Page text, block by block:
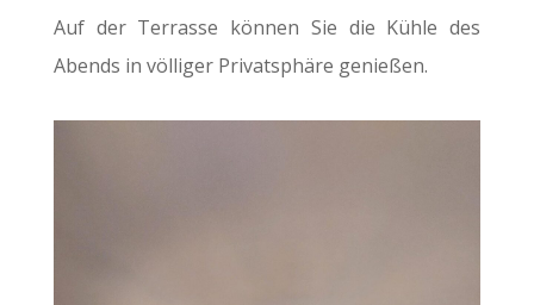
Auf der Terrasse können Sie die Kühle des
Abends in völliger Privatsphäre genießen.